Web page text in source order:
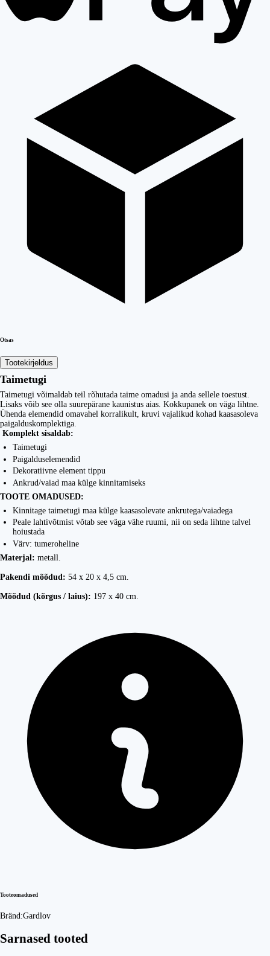
Otsas
Tootekirjeldus
Taimetugi
Taimetugi võimaldab teil rõhutada taime omadusi ja anda sellele toestust.
Lisaks võib see olla suurepärane kaunistus aias. Kokkupanek on väga lihtne.
Ühenda elemendid omavahel korralikult, kruvi vajalikud kohad kaasasoleva
paigalduskomplektiga.
Komplekt sisaldab:
Taimetugi
Paigalduselemendid
Dekoratiivne element tippu
Ankrud/vaiad maa külge kinnitamiseks
TOOTE OMADUSED:
Kinnitage taimetugi maa külge kaasasolevate ankrutega/vaiadega
Peale lahtivõtmist võtab see väga vähe ruumi, nii on seda lihtne talvel
hoiustada
Värv: tumeroheline
Materjal: metall.
Pakendi mõõdud: 54 x 20 x 4,5 cm.
Mõõdud (kõrgus / laius): 197 x 40 cm.
Tooteomadused
Bränd:Gardlov
Sarnased tooted